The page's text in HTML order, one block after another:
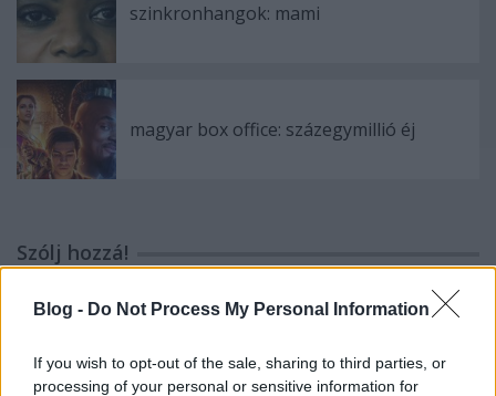
Blog - Do Not Process My Personal Information
If you wish to opt-out of the sale, sharing to third parties, or
processing of your personal or sensitive information for
szinkronhangok: mami
magyar box office: százegymillió éj
Szólj hozzá!